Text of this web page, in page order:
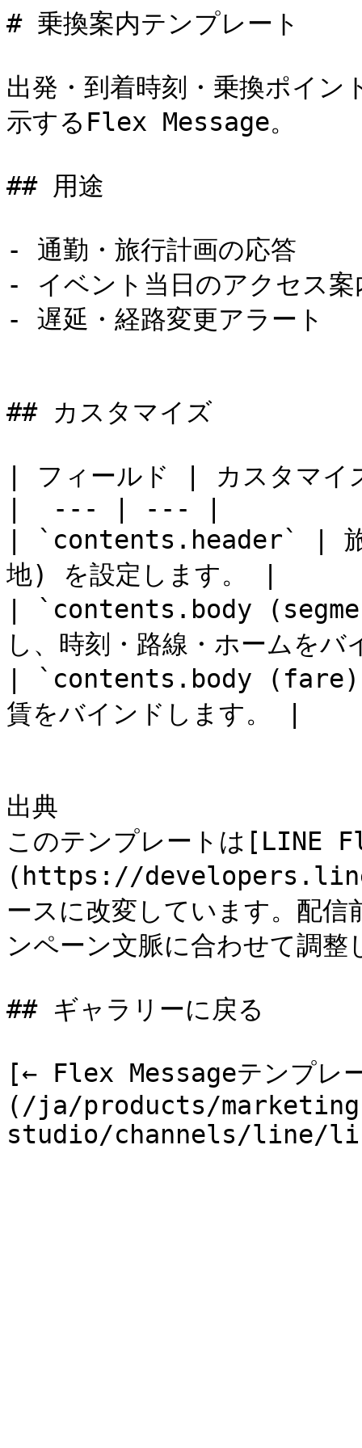
# 乗換案内テンプレート
出発・到着時刻・乗換ポイン
示するFlex Message。
## 用途
- 通勤・旅行計画の応答
- イベント当日のアクセス案
- 遅延・経路変更アラート
## カスタマイズ
| フィールド | カスタマイ
|  --- | --- |
| `contents.header` | 旅
地) を設定します。 |
| `contents.body
し、時刻・路線・ホームを
| `contents.body (fare)`
賃をバインドします。 |
出典
このテンプレートは
(https://
ースに改変しています。配
ンペーン文脈に合わせて調整
## ギャラリーに戻る
[← Flex Messageテンプレ
(/ja/products/
studio/channels/line/